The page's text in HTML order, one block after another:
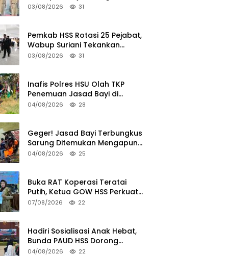
Wujudkan Lingkungan Ramah
03/08/2026 31
Pemkab HSS Rotasi 25 Pejabat,
Wabup Suriani Tekankan
Kualitas Layanan Publik
03/08/2026 31
Inafis Polres HSU Olah TKP
Penemuan Jasad Bayi di
Sungai Desa Keramat
04/08/2026 28
Geger! Jasad Bayi Terbungkus
Sarung Ditemukan Mengapung
di Sungai HSU
04/08/2026 25
Buka RAT Koperasi Teratai
Putih, Ketua GOW HSS Perkuat
Ekonomi Wanita
07/08/2026 22
Hadiri Sosialisasi Anak Hebat,
Bunda PAUD HSS Dorong
Pelajar Terapkan Kebiasaan
04/08/2026 22